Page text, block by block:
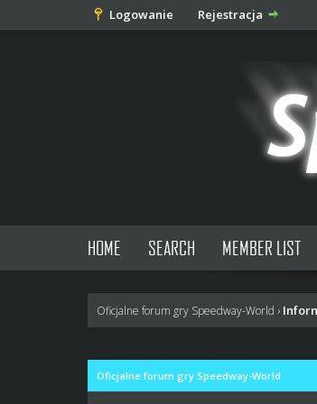
Logowanie Rejestracja
HOME SEARCH MEMBER LIST
Oficjalne forum gry Speedway-World ›
Oficjalne forum gry Speedway-World